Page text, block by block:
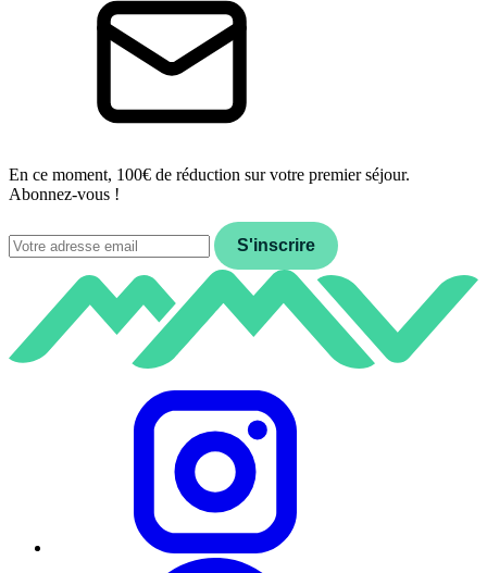
En ce moment, 100€ de réduction sur votre premier séjour.
Abonnez-vous !
Email
S'inscrire